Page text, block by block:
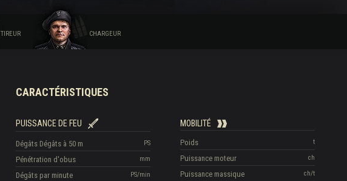
TIREUR CHARGEUR
CARACTÉRISTIQUES
PUISSANCE DE FEU
PS
Dégâts Dégâts à 50 m
mm
Pénétration d'obus
PS/min
Dégâts par minute
MOBILITÉ
t
Poids
ch
Puissance moteur
ch/t
Puissance massique